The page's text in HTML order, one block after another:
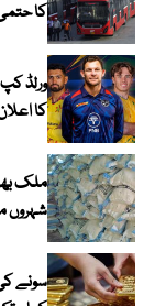
کا
کا
ملک
شہروں میں 20 کلو تھیلا
سونے